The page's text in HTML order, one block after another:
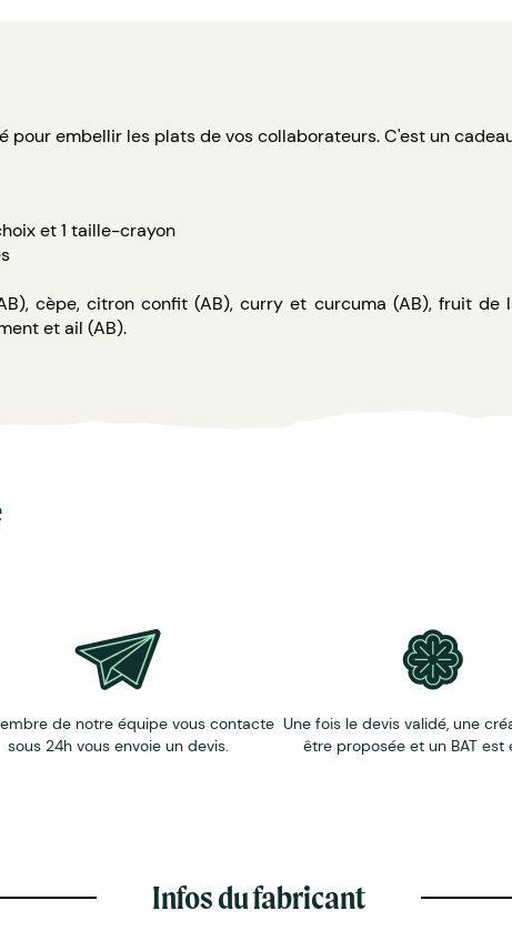
pour embellir les plats de vos collaborateurs. C'est un
et 1 taille-crayon
cèpe, citron confit (AB), curry et curcuma (AB), fruit
et ail (AB).
de notre équipe vous contacte
sous 24h vous envoie un devis.
Une fois le devis validé, une
être proposée et un BAT est
Infos du fabricant